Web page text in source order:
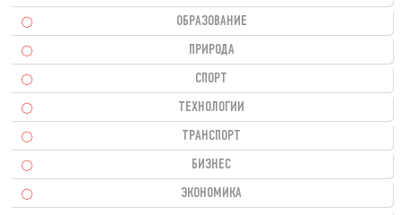
ОБРАЗОВАНИЕ
ПРИРОДА
СПОРТ
ТЕХНОЛОГИИ
ТРАНСПОРТ
БИЗНЕС
ЭКОНОМИКА